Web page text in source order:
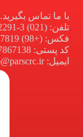
با ما تماس بگیرید.
تلفن: (021) 3-88872291 _ 3-88872261 _ 88880192
فکس: (+98) 88727819
کد پستی: 1517867138
ایمیل: info@parscrc.ir